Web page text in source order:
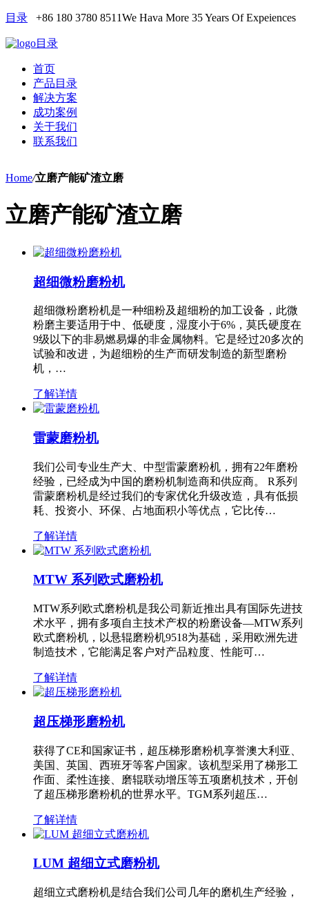
目录 +86 180 3780 8511We Hava More 35 Years Of Expeiences
目录
首页
产品目录
解决方案
成功案例
关于我们
联系我们
Home/立磨产能矿渣立磨
立磨产能矿渣立磨
超细微粉磨粉机
超细微粉磨粉机是一种细粉及超细粉的加工设备，此微
粉磨主要适用于中、低硬度，湿度小于6%，莫氏硬度在
9级以下的非易燃易爆的非金属物料。它是经过20多次的
试验和改进，为超细粉的生产而研发制造的新型磨粉
机，…
了解详情
雷蒙磨粉机
我们公司专业生产大、中型雷蒙磨粉机，拥有22年磨粉
经验，已经成为中国的磨粉机制造商和供应商。 R系列
雷蒙磨粉机是经过我们的专家优化升级改造，具有低损
耗、投资小、环保、占地面积小等优点，它比传…
了解详情
MTW 系列欧式磨粉机
MTW系列欧式磨粉机是我公司新近推出具有国际先进技
术水平，拥有多项自主技术产权的粉磨设备—MTW系列
欧式磨粉机，以悬辊磨粉机9518为基础，采用欧洲先进
制造技术，它能满足客户对产品粒度、性能可…
了解详情
超压梯形磨粉机
获得了CE和国家证书，超压梯形磨粉机享誉澳大利亚、
美国、英国、西班牙等客户国家。该机型采用了梯形工
作面、柔性连接、磨辊联动增压等五项磨机技术，开创
了超压梯形磨粉机的世界水平。TGM系列超压…
了解详情
LUM 超细立式磨粉机
超细立式磨粉机是结合我们公司几年的磨机生产经验，